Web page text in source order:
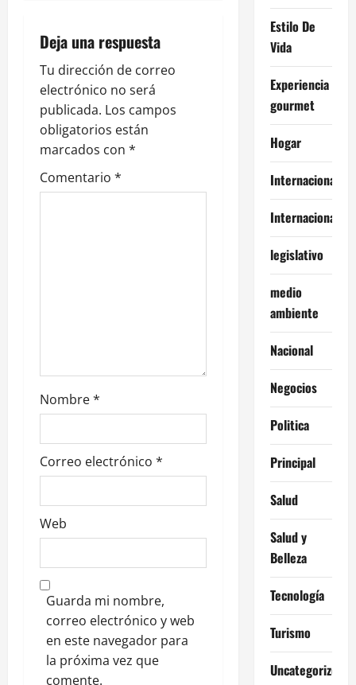
c
i
ó
n
d
e
a
d
s
Deja una respuesta
Tu dirección de correo
electrónico no será
publicada. Los campos
obligatorios están
marcados con *
Comentario *
Nombre*
Correo electrónico *
Web
Guarda mi nombre,
correo electrónico y web
en este navegador para
la próxima vez que
comente.
Estilo De
Vida
Experiencia
gourmet
Hogar
Internacional
Internacionales
legislativo
medio
ambiente
Nacional
Negocios
Politica
Principal
Salud
Salud y
Belleza
Tecnología
Turismo
Uncategorized